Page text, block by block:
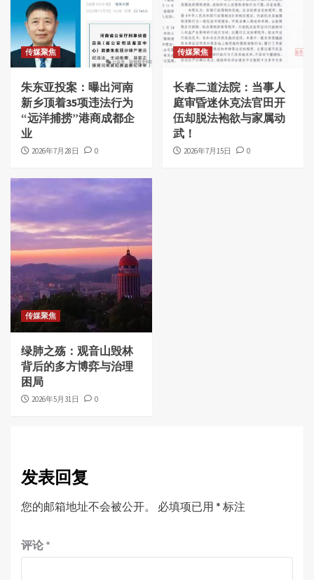
传媒聚焦
朱东亚投案：曝出河南
新乡顶着35项违法行为
“远洋捕捞”港商成都企
业
2026年7月28日 0
传媒聚焦
长春二道法院：当事人
庭审昏迷休克法官田开
伍却脱法袍欲与家属动
武！
2026年7月15日 0
传媒聚焦
绿肺之殇：观音山毁林
背后的多方博弈与治理
困局
2026年5月31日 0
发表回复
您的邮箱地址不会被公开。 必填项已用 * 标注
评论 *